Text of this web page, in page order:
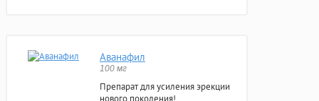
Аванафил
100 мг
Препарат для усиления эрекции